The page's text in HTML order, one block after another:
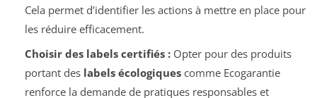
Cela permet d’identifier les actions à mettre en place pour
les réduire efficacement.
Choisir des labels certifiés :Opter pour des produits
portant des labels écologiquescomme Ecogarantie
renforce la demande de pratiques responsables et